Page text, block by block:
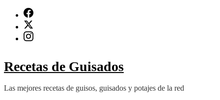
contenido
(presiona
Recetas de Guisados
Las mejores recetas de guisos, guisados y potajes de la red